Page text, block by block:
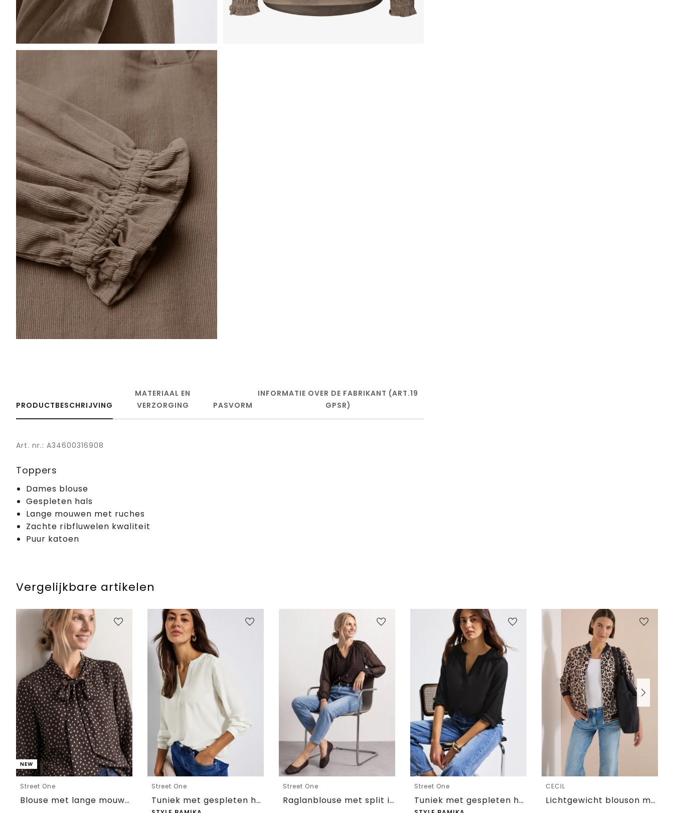
PRODUCTBESCHRIJVING
MATERIAAL EN
VERZORGING
PASVORM
INFORMATIE OVER DE FABRIKANT (ART.19
GPSR)
Art. nr.: A34600316908
Toppers
Dames blouse
Gespleten hals
Lange mouwen met ruches
Zachte ribfluwelen kwaliteit
Puur katoen
Vergelijkbare artikelen
NEW
Street One
Blouse met lange mouwen en strikdetail
Street One
Tuniek met gespleten hals
Street One
Raglanblouse met split in de hals en print
Street One
Tuniek met gespleten hals
CECIL
Lichtgewicht blouson met rits en leoprint